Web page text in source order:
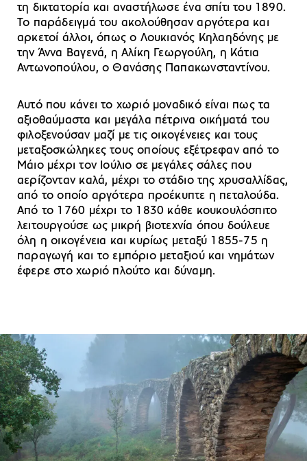
τη δικτατορία και αναστήλωσε ένα σπίτι του 1890.
Το παράδειγμά του ακολούθησαν αργότερα και
αρκετοί άλλοι, όπως ο Λουκιανός Κηλαηδόνης με
την Άννα Βαγενά, η Αλίκη Γεωργούλη, η Κάτια
Αντωνοπούλου, ο Θανάσης Παπακωνσταντίνου.
Αυτό που κάνει το χωριό μοναδικό είναι πως τα
αξιοθαύμαστα και μεγάλα πέτρινα οικήματά του
φιλοξενούσαν μαζί με τις οικογένειες και τους
μεταξοσκώληκες τους οποίους εξέτρεφαν από το
Μάιο μέχρι τον Ιούλιο σε μεγάλες σάλες που
αερίζονταν καλά, μέχρι το στάδιο της χρυσαλλίδας,
από το οποίο αργότερα προέκυπτε η πεταλούδα.
Από το 1760 μέχρι το 1830 κάθε κουκουλόσπιτο
λειτουργούσε ως μικρή βιοτεχνία όπου δούλευε
όλη η οικογένεια και κυρίως μεταξύ 1855-75 η
παραγωγή και το εμπόριο μεταξιού και νημάτων
έφερε στο χωριό πλούτο και δύναμη.